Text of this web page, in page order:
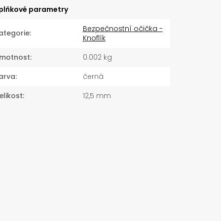
parametry
:
Bezpečnostní očička -
Knoflík
:
0.002 kg
:
černá
: 12,5 mm